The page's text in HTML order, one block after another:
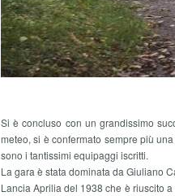
Si è concluso con un grandissimo
meteo, si è confermato sempre più
sono i tantissimi equipaggi iscritti.
La gara è stata dominata da Giuliano
Lancia Aprilia del 1938 che è riuscito